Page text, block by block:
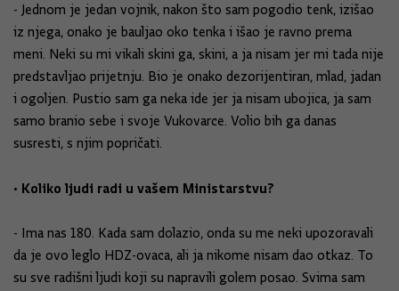
- Jednom je jedan vojnik, nakon što sam pogodio tenk, izišao
iz njega, onako je bauljao oko tenka i išao je ravno prema
meni. Neki su mi vikali skini ga, skini, a ja nisam jer mi tada nije
predstavljao prijetnju. Bio je onako dezorijentiran, mlad, jadan
i ogoljen. Pustio sam ga neka ide jer ja nisam ubojica, ja sam
samo branio sebe i svoje Vukovarce. Volio bih ga danas
susresti, s njim popričati.
• Koliko ljudi radi u vašem Ministarstvu?
- Ima nas 180. Kada sam dolazio, onda su me neki upozoravali
da je ovo leglo HDZ-ovaca, ali ja nikome nisam dao otkaz. To
su sve radišni ljudi koji su napravili golem posao. Svima sam